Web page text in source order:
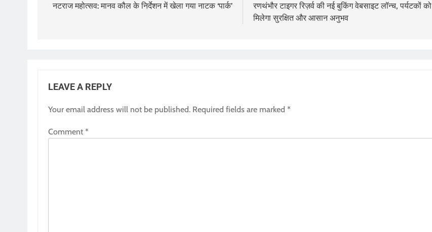
navigation
नटराज महोत्सव: मानव कौल के निर्देशन में खेला गया नाटक ‘पार्क’
रणथंभौर टाइगर रिज़र्व की नई बुकिंग वेबसाइट लॉन्च, पर्यटकों को
मिलेगा सुरक्षित और आसान अनुभव
LEAVE A REPLY
Your email address will not be published. Required fields are marked *
Comment *